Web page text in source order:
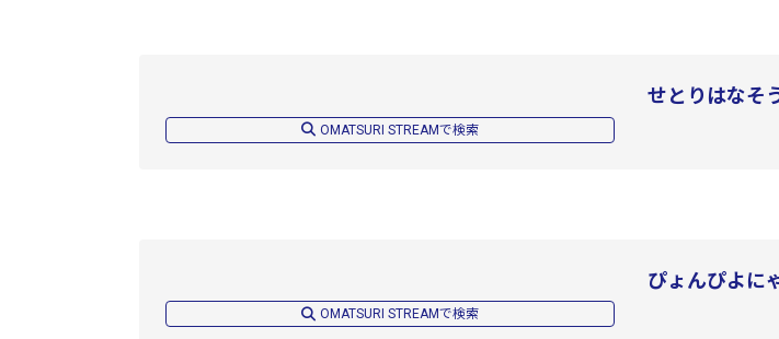
OMATSURI STREAMで検索
せとりはなそ
OMATSURI STREAMで検索
ぴょんぴよに